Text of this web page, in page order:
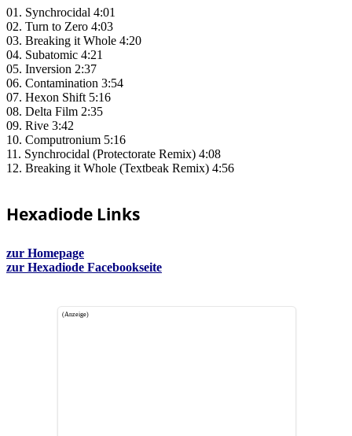
01. Synchrocidal 4:01
02. Turn to Zero 4:03
03. Breaking it Whole 4:20
04. Subatomic 4:21
05. Inversion 2:37
06. Contamination 3:54
07. Hexon Shift 5:16
08. Delta Film 2:35
09. Rive 3:42
10. Computronium 5:16
11. Synchrocidal (Protectorate Remix) 4:08
12. Breaking it Whole (Textbeak Remix) 4:56
Hexadiode Links
zur Homepage
zur Hexadiode Facebookseite
(Anzeige)